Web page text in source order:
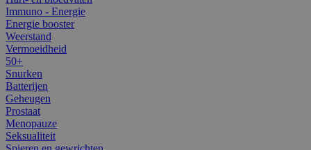
Immuno - Energie
Energie booster
Weerstand
Vermoeidheid
50+
Snurken
Batterijen
Geheugen
Prostaat
Menopauze
Seksualiteit